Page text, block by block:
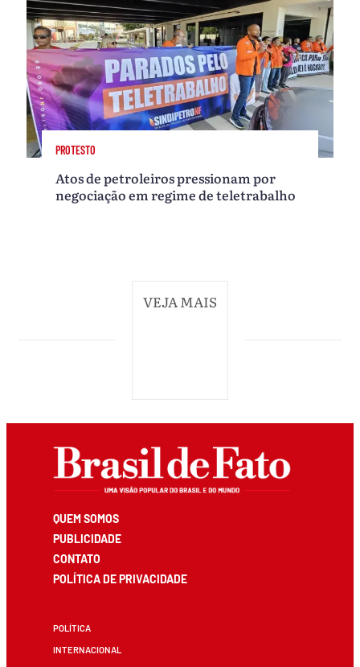
PROTESTO
Atos de petroleiros pressionam por
negociação em regime de teletrabalho
VEJA MAIS
QUEM SOMOS
PUBLICIDADE
CONTATO
POLÍTICA DE PRIVACIDADE
POLÍTICA
INTERNACIONAL